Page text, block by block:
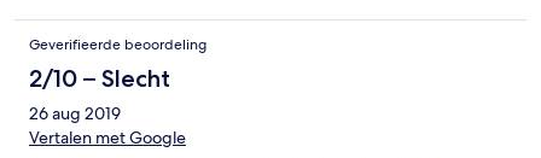
moest; mijn verzoek voor een andere lamp werd niet
gehonoreerd; deur w.c. sloot niet goed; Wifi op kamer werkte
niet; niet voldoende verduisterende gordijnen. Ontbijt zeer
slecht.
Geverifieerde beoordeling
2/10 – Slecht
26 aug 2019
Vertalen met Google